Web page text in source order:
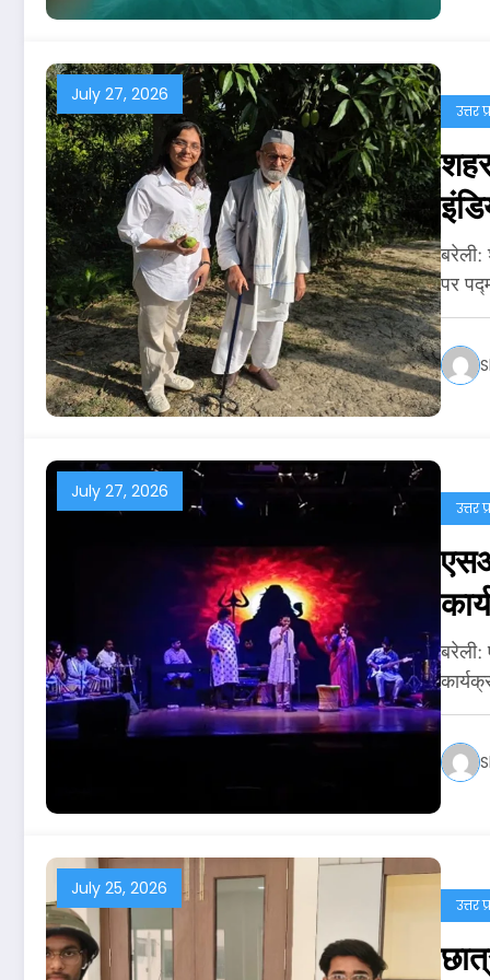
July 27, 2026
उत्तर
बरेली:
पर
July 27, 2026
उत्तर
बरेली:
July 25, 2026
उत्तर